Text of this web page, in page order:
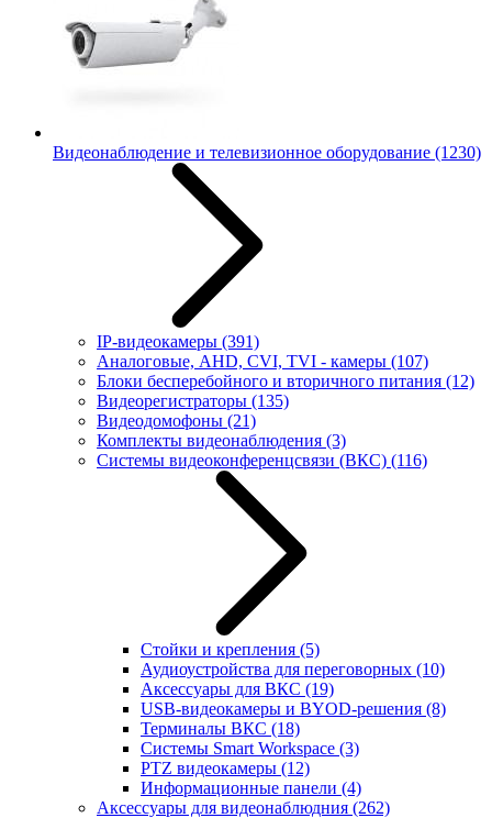
Видеонаблюдение и телевизионное оборудование (1230)
IP-видеокамеры (391)
Аналоговые, AHD, CVI, TVI - камеры (107)
Блоки бесперебойного и вторичного питания (12)
Видеорегистраторы (135)
Видеодомофоны (21)
Комплекты видеонаблюдения (3)
Системы видеоконференцсвязи (ВКС) (116)
Стойки и крепления (5)
Аудиоустройства для переговорных (10)
Аксессуары для ВКС (19)
USB-видеокамеры и BYOD-решения (8)
Терминалы ВКС (18)
Системы Smart Workspace (3)
PTZ видеокамеры (12)
Информационные панели (4)
Аксессуары для видеонаблюдния (262)